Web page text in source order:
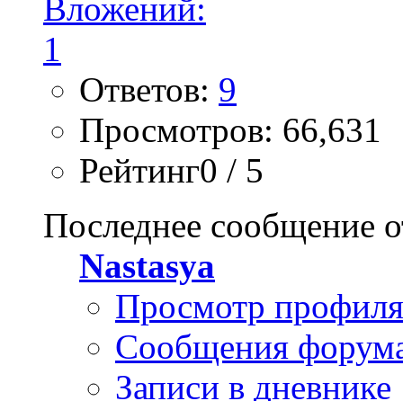
Ответов: 9
Просмотров: 66,631
Рейтинг0 / 5
Последнее сообщение
Nastasya
Просмотр профиля
Сообщения
Записи в дневнике